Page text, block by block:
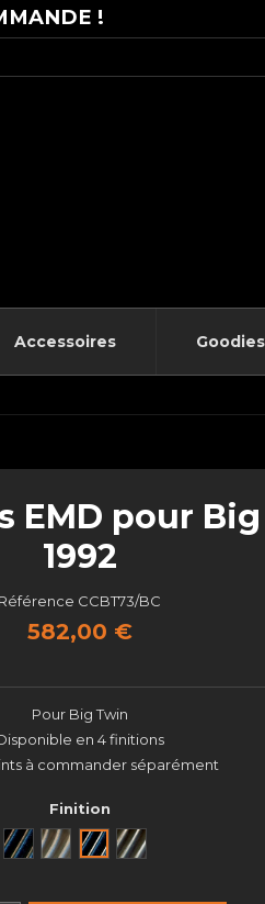
!
Accessoires Goodies
EMD pour Big
1992
Référence CCBT73/BC
582,00 €
Pour Big Twin
en 4 finitions
à commander séparément
Finition
Noir Brut Black CutSemi poli